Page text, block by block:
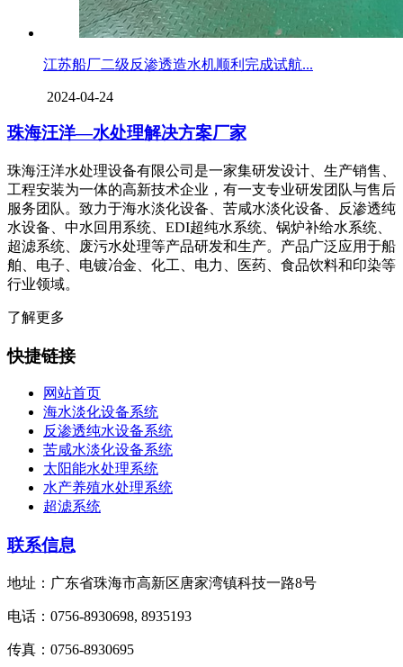
江苏船厂二级反渗透造水机顺利完成试航...
2024-04-24
珠海汪洋—水处理解决方案厂家
珠海汪洋水处理设备有限公司是一家集研发设计、生产销售、
工程安装为一体的高新技术企业，有一支专业研发团队与售后
服务团队。致力于海水淡化设备、苦咸水淡化设备、反渗透纯
水设备、中水回用系统、EDI超纯水系统、锅炉补给水系统、
超滤系统、废污水处理等产品研发和生产。产品广泛应用于船
舶、电子、电镀冶金、化工、电力、医药、食品饮料和印染等
行业领域。
了解更多
快捷链接
网站首页
海水淡化设备系统
反渗透纯水设备系统
苦咸水淡化设备系统
太阳能水处理系统
水产养殖水处理系统
超滤系统
联系信息
地址：广东省珠海市高新区唐家湾镇科技一路8号
电话：0756-8930698, 8935193
传真：0756-8930695